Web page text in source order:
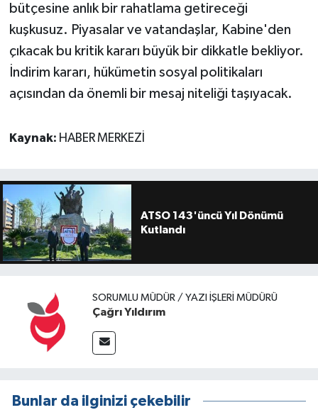
bütçesine anlık bir rahatlama getireceği
kuşkusuz. Piyasalar ve vatandaşlar, Kabine'den
çıkacak bu kritik kararı büyük bir dikkatle bekliyor.
İndirim kararı, hükümetin sosyal politikaları
açısından da önemli bir mesaj niteliği taşıyacak.
Kaynak: HABER MERKEZİ
ATSO 143'üncü Yıl Dönümü
Kutlandı
SORUMLU MÜDÜR / YAZI İŞLERI MÜDÜRÜ
Çağrı Yıldırım
Bunlar da ilginizi çekebilir